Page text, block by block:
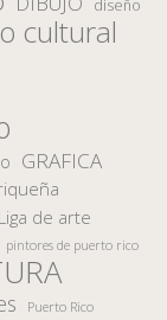
diseño
cultural
GRAFICA
Liga de arte
pintores de puerto rico
Puerto Rico